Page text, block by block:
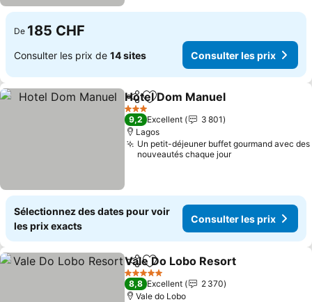
De 185 CHF
Consulter les prix de 14 sites Consulter les prix
PartagerAjouter à mes favoris
Hotel Dom Manuel
3 Étoiles
9,2 Excellent
3 801
Lagos
Un petit-déjeuner buffet gourmand avec des
nouveautés chaque jour
Sélectionnez des dates pour voir
les prix exacts
Consulter les prix
PartagerAjouter à mes favoris
Vale Do Lobo Resort
5 Étoiles
8,8 Excellent
2 370
Vale do Lobo